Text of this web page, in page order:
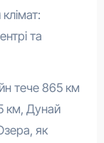
та
тече 865 км
км, Дунай
як